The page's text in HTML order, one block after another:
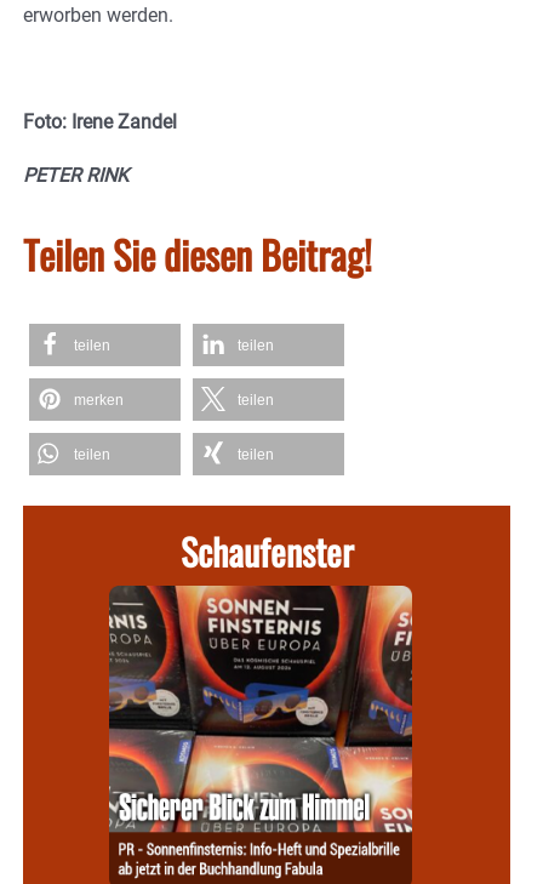
erworben werden.
Foto: Irene Zandel
PETER RINK
Teilen Sie diesen Beitrag!
teilen teilen
merken teilen
teilen teilen
Schaufenster